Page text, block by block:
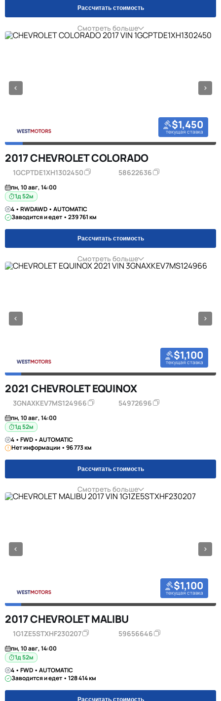
Рассчитать стоимость
Смотреть больше
$1,450
текущая ставка
2017 CHEVROLET COLORADO
1GCPTDE1XH1302450 58622636
пн, 10 авг, 14:00
1д 52м
4 • RWDAWD • AUTOMATIC
Заводится и едет • 239 761 км
Рассчитать стоимость
Смотреть больше
$1,100
текущая ставка
2021 CHEVROLET EQUINOX
3GNAXKEV7MS124966 54972696
пн, 10 авг, 14:00
1д 52м
4 • FWD • AUTOMATIC
Нет информации • 96 773 км
Рассчитать стоимость
Смотреть больше
$1,100
текущая ставка
2017 CHEVROLET MALIBU
1G1ZE5STXHF230207 59656646
пн, 10 авг, 14:00
1д 52м
4 • FWD • AUTOMATIC
Заводится и едет • 128 414 км
Рассчитать стоимость